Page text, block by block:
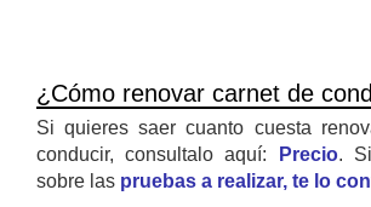
¿Cómo renovar carnet de
Si quieres saer cuanto cuesta
conducir, consultalo aquí:
Precio.
sobre las pruebas a realizar, te lo